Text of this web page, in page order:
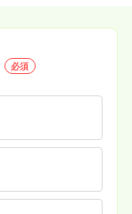
必須